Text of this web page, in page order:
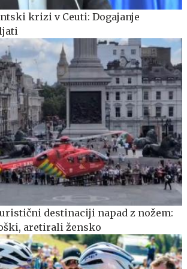
krizi v Ceuti: Dogajanje
destinaciji napad z nožem:
aretirali žensko